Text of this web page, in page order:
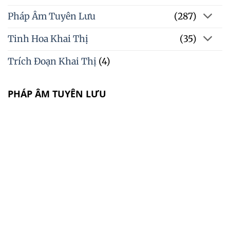
Pháp Âm Tuyên Lưu
(287)
Tinh Hoa Khai Thị
(35)
Trích Đoạn Khai Thị (4)
PHÁP ÂM TUYÊN LƯU